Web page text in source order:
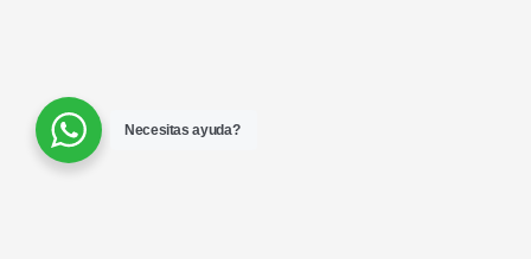
Necesitas ayuda?